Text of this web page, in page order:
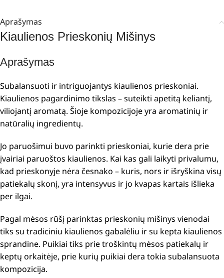
Aprašymas
Kiaulienos Prieskonių Mišinys
Aprašymas
Subalansuoti ir intriguojantys kiaulienos prieskoniai.
Kiaulienos pagardinimo tikslas – suteikti apetitą keliantį,
viliojantį aromatą. Šioje kompozicijoje yra aromatinių ir
natūralių ingredientų.
Jo paruošimui buvo parinkti prieskoniai, kurie dera prie
įvairiai paruoštos kiaulienos. Kai kas gali laikyti privalumu,
kad prieskonyje nėra česnako – kuris, nors ir išryškina visų
patiekalų skonį, yra intensyvus ir jo kvapas kartais išlieka
per ilgai.
Pagal mėsos rūšį parinktas prieskonių mišinys vienodai
tiks su tradiciniu kiaulienos gabalėliu ir su kepta kiaulienos
sprandine. Puikiai tiks prie troškintų mėsos patiekalų ir
keptų orkaitėje, prie kurių puikiai dera tokia subalansuota
kompozicija.